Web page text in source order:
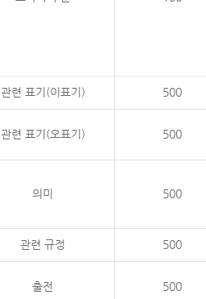
관련 표기(이표기) 500
관련 표기(오표기) 500
의미 500
관련 규정 500
출전 500